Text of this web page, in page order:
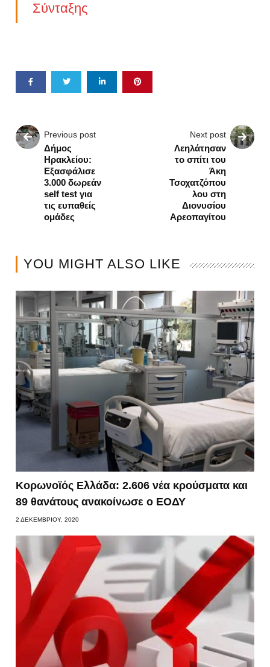
Σύνταξης
Previous post
Δήμος
Ηρακλείου:
Εξασφάλισε
3.000 δωρεάν
self test για
τις ευπαθείς
ομάδες
Next post
Λεηλάτησαν
το σπίτι του
Άκη
Τσοχατζόπου
λου στη
Διονυσίου
Αρεοπαγίτου
YOU MIGHT ALSO LIKE
Κορωνοϊός Ελλάδα: 2.606 νέα κρούσματα και
89 θανάτους ανακοίνωσε ο ΕΟΔΥ
2 ΔΕΚΕΜΒΡΊΟΥ, 2020